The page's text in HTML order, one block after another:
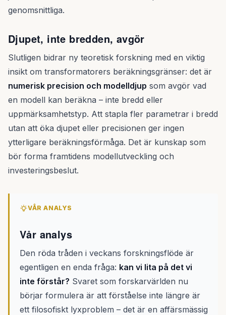
genomsnittliga.
Djupet, inte bredden, avgör
Slutligen bidrar ny teoretisk forskning med en viktig
insikt om transformatorers beräkningsgränser: det är
numerisk precision och modelldjup som avgör vad
en modell kan beräkna – inte bredd eller
uppmärksamhetstyp. Att stapla fler parametrar i bredd
utan att öka djupet eller precisionen ger ingen
ytterligare beräkningsförmåga. Det är kunskap som
bör forma framtidens modellutveckling och
investeringsbeslut.
VÅR ANALYS
Vår analys
Den röda tråden i veckans forskningsflöde är
egentligen en enda fråga: kan vi lita på det vi
inte förstår? Svaret som forskarvärlden nu
börjar formulera är att förståelse inte längre är
ett filosofiskt lyxproblem – det är en affärsmässig